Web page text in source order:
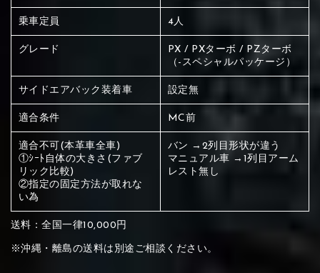
赤く塗られている場所を選択
ください
メイン生地は下記16種類からご選択ください。
赤く塗られている部分にカラ
ー選択ください
乗車定員 4人
グレード
PX / PXターボ / PZターボ
（-スペシャルパッケージ）
サイドエアバック装着車 設定無
適合条件 MC前
適合不可(本革車全車)
①ｼｰﾄ自体の大きさ(ファブ
リック比較)
②指定の固定方法が取れな
い為
バン →2列目形状が違う
マニュアル車 →1列目アーム
レスト無し
送料：全国一律10,000円
※沖縄・離島の送料は別途ご相談ください。